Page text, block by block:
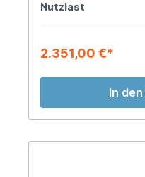
Nutzlast
2.351,00 €*
In